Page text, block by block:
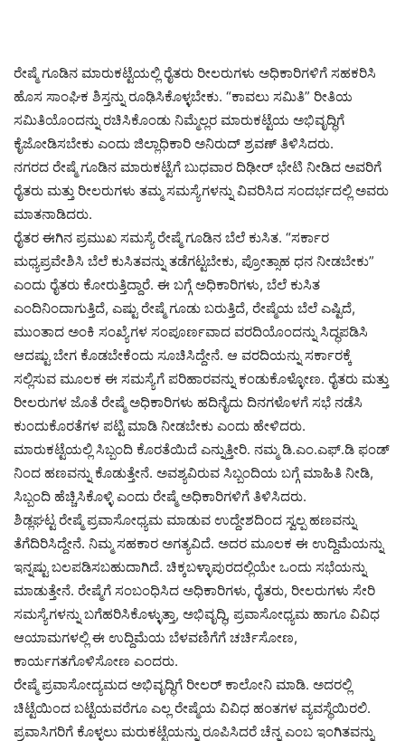
ರೇಷ್ಮೆ ಗೂಡಿನ ಮಾರುಕಟ್ಟೆಯಲ್ಲಿ ರೈತರು ರೀಲರುಗಳು ಅಧಿಕಾರಿಗಳಿಗೆ ಸಹಕರಿಸಿ
ಹೊಸ ಸಾಂಘಿಕ ಶಿಸ್ತನ್ನು ರೂಢಿಸಿಕೊಳ್ಳಬೇಕು. “ಕಾವಲು ಸಮಿತಿ” ರೀತಿಯ
ಸಮಿತಿಯೊಂದನ್ನು ರಚಿಸಿಕೊಂಡು ನಿಮ್ಮೆಲ್ಲರ ಮಾರುಕಟ್ಟೆಯ ಅಭಿವೃದ್ಧಿಗೆ
ಕೈಜೋಡಿಸಬೇಕು ಎಂದು ಜಿಲ್ಲಾಧಿಕಾರಿ ಅನಿರುದ್ ಶ್ರವಣ್ ತಿಳಿಸಿದರು.
ನಗರದ ರೇಷ್ಮೆ ಗೂಡಿನ ಮಾರುಕಟ್ಟೆಗೆ ಬುಧವಾರ ದಿಢೀರ್ ಭೇಟಿ ನೀಡಿದ ಅವರಿಗೆ
ರೈತರು ಮತ್ತು ರೀಲರುಗಳು ತಮ್ಮ ಸಮಸ್ಯೆಗಳನ್ನು ವಿವರಿಸಿದ ಸಂದರ್ಭದಲ್ಲಿ ಅವರು
ಮಾತನಾಡಿದರು.
ರೈತರ ಈಗಿನ ಪ್ರಮುಖ ಸಮಸ್ಯೆ ರೇಷ್ಮೆ ಗೂಡಿನ ಬೆಲೆ ಕುಸಿತ. “ಸರ್ಕಾರ
ಮಧ್ಯಪ್ರವೇಶಿಸಿ ಬೆಲೆ ಕುಸಿತವನ್ನು ತಡೆಗಟ್ಟಬೇಕು, ಪ್ರೋತ್ಸಾಹ ಧನ ನೀಡಬೇಕು”
ಎಂದು ರೈತರು ಕೋರುತ್ತಿದ್ದಾರೆ. ಈ ಬಗ್ಗೆ ಅಧಿಕಾರಿಗಳು, ಬೆಲೆ ಕುಸಿತ
ಎಂದಿನಿಂದಾಗುತ್ತಿದೆ, ಎಷ್ಟು ರೇಷ್ಮೆ ಗೂಡು ಬರುತ್ತಿದೆ, ರೇಷ್ಮೆಯ ಬೆಲೆ ಎಷ್ಟಿದೆ,
ಮುಂತಾದ ಅಂಕಿ ಸಂಖ್ಯೆಗಳ ಸಂಪೂರ್ಣವಾದ ವರದಿಯೊಂದನ್ನು ಸಿದ್ಧಪಡಿಸಿ
ಆದಷ್ಟು ಬೇಗ ಕೊಡಬೇಕೆಂದು ಸೂಚಿಸಿದ್ದೇನೆ. ಆ ವರದಿಯನ್ನು ಸರ್ಕಾರಕ್ಕೆ
ಸಲ್ಲಿಸುವ ಮೂಲಕ ಈ ಸಮಸ್ಯೆಗೆ ಪರಿಹಾರವನ್ನು ಕಂಡುಕೊಳ್ಳೋಣ. ರೈತರು ಮತ್ತು
ರೀಲರುಗಳ ಜೊತೆ ರೇಷ್ಮೆ ಅಧಿಕಾರಿಗಳು ಹದಿನೈದು ದಿನಗಳೊಳಗೆ ಸಭೆ ನಡೆಸಿ
ಕುಂದುಕೊರತೆಗಳ ಪಟ್ಟಿ ಮಾಡಿ ನೀಡಬೇಕು ಎಂದು ಹೇಳಿದರು.
ಮಾರುಕಟ್ಟೆಯಲ್ಲಿ ಸಿಬ್ಬಂದಿ ಕೊರತೆಯಿದೆ ಎನ್ನುತ್ತೀರಿ. ನಮ್ಮ ಡಿ.ಎಂ.ಎಫ್.ಡಿ ಫಂಡ್
ನಿಂದ ಹಣವನ್ನು ಕೊಡುತ್ತೇನೆ. ಅವಶ್ಯವಿರುವ ಸಿಬ್ಬಂದಿಯ ಬಗ್ಗೆ ಮಾಹಿತಿ ನೀಡಿ,
ಸಿಬ್ಬಂದಿ ಹೆಚ್ಚಿಸಿಕೊಳ್ಳಿ ಎಂದು ರೇಷ್ಮೆ ಅಧಿಕಾರಿಗಳಿಗೆ ತಿಳಿಸಿದರು.
ಶಿಡ್ಲಘಟ್ಟ ರೇಷ್ಮೆ ಪ್ರವಾಸೋಧ್ಯಮ ಮಾಡುವ ಉದ್ದೇಶದಿಂದ ಸ್ವಲ್ಪ ಹಣವನ್ನು
ತೆಗೆದಿರಿಸಿದ್ದೇನೆ. ನಿಮ್ಮ ಸಹಕಾರ ಅಗತ್ಯವಿದೆ. ಅದರ ಮೂಲಕ ಈ ಉದ್ದಿಮೆಯನ್ನು
ಇನ್ನಷ್ಟು ಬಲಪಡಿಸಬಹುದಾಗಿದೆ. ಚಿಕ್ಕಬಳ್ಳಾಪುರದಲ್ಲಿಯೇ ಒಂದು ಸಭೆಯನ್ನು
ಮಾಡುತ್ತೇನೆ. ರೇಷ್ಮೆಗೆ ಸಂಬಂಧಿಸಿದ ಅಧಿಕಾರಿಗಳು, ರೈತರು, ರೀಲರುಗಳು ಸೇರಿ
ಸಮಸ್ಯೆಗಳನ್ನು ಬಗೆಹರಿಸಿಕೊಳ್ಳುತ್ತಾ, ಅಭಿವೃದ್ಧಿ, ಪ್ರವಾಸೋಧ್ಯಮ ಹಾಗೂ ವಿವಿಧ
ಆಯಾಮಗಳಲ್ಲಿ ಈ ಉದ್ದಿಮೆಯ ಬೆಳವಣಿಗೆಗೆ ಚರ್ಚಿಸೋಣ,
ಕಾರ್ಯಗತಗೊಳಿಸೋಣ ಎಂದರು.
ರೇಷ್ಮೆ ಪ್ರವಾಸೋದ್ಯಮದ ಅಭಿವೃದ್ಧಿಗೆ ರೀಲರ್ ಕಾಲೋನಿ ಮಾಡಿ. ಅದರಲ್ಲಿ
ಚಿಟ್ಟೆಯಿಂದ ಬಟ್ಟೆಯವರೆಗೂ ಎಲ್ಲ ರೇಷ್ಮೆಯ ವಿವಿಧ ಹಂತಗಳ ವ್ಯವಸ್ಥೆಯಿರಲಿ.
ಪ್ರವಾಸಿಗರಿಗೆ ಕೊಳ್ಳಲು ಮರುಕಟ್ಟೆಯನ್ನು ರೂಪಿಸಿದರೆ ಚೆನ್ನ ಎಂಬ ಇಂಗಿತವನ್ನು